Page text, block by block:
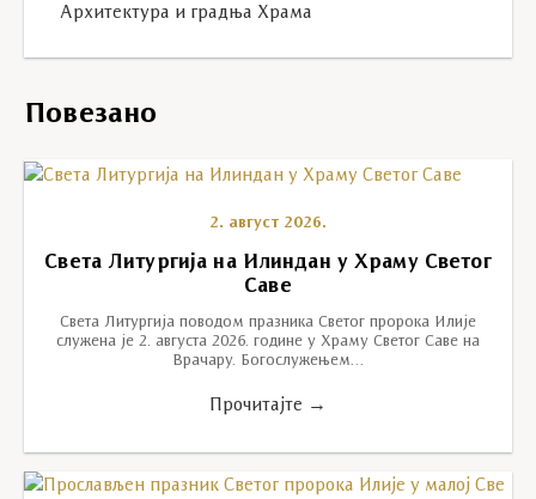
Архитектура и градња Храма
Повезано
2. август 2026.
Света Литургија на Илиндан у Храму Светог
Саве
Света Литургија поводом празника Светог пророка Илије
служена је 2. августа 2026. године у Храму Светог Саве на
Врачару. Богослужењем…
Прочитајте →